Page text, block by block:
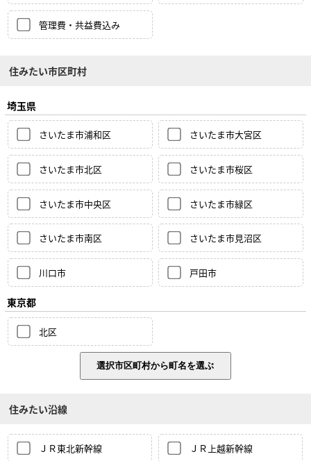
管理費・共益費込み
住みたい市区町村
埼玉県
さいたま市浦和区 さいたま市大宮区
さいたま市北区 さいたま市桜区
さいたま市中央区 さいたま市緑区
さいたま市南区 さいたま市見沼区
川口市 戸田市
東京都
北区
住みたい沿線
ＪＲ東北新幹線 ＪＲ上越新幹線